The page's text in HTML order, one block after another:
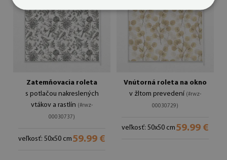
Zatemňovacia roleta
s potlačou nakreslených
vtákov a rastlín (#rwz-
00030737)
veľkosť: 50x50 cm 59.99 €
Vnútorná roleta na okno
v žltom prevedení (#rwz-
00030729)
veľkosť: 50x50 cm 59.99 €